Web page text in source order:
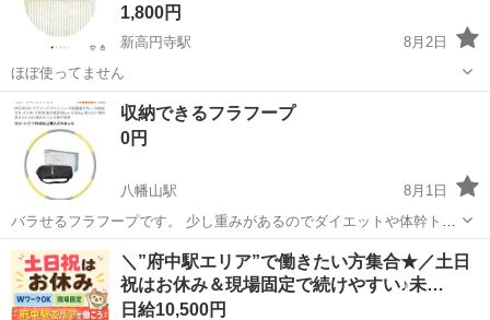
1,800円
新高円寺駅
8月2日
ほぼ使ってません
東京 杉並区 新高円寺駅 ヘアケア
収納できるフラフープ
0円
八幡山駅
8月1日
バラせるフラフープです。 少し重みがあるのでダイエットや体幹トレ
ーニングにいいです。 数回使用した程度です。 少し破れがあります。
シワがある部分もありますが、まだまだお使い頂けます。
東京 杉並区 八幡山駅 ダイエットグッズ
＼”府中駅エリア”で働きたい方集合★／土日
祝はお休み＆現場固定で続けやすい♪未…
日給10,500円